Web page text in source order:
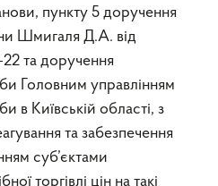
пункту 5 доручення
Шмигаля Д.А. від
та доручення
Головним управлінням
Київській області, з
та забезпечення
суб’єктами
торгівлі цін на такі